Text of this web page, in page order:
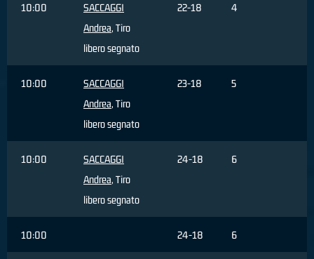
10:00
SACCAGGI
Andrea, Tiro
libero segnato
22-18 4
10:00
SACCAGGI
Andrea, Tiro
libero segnato
23-18 5
10:00
SACCAGGI
Andrea, Tiro
libero segnato
24-18 6
10:00 24-18 6